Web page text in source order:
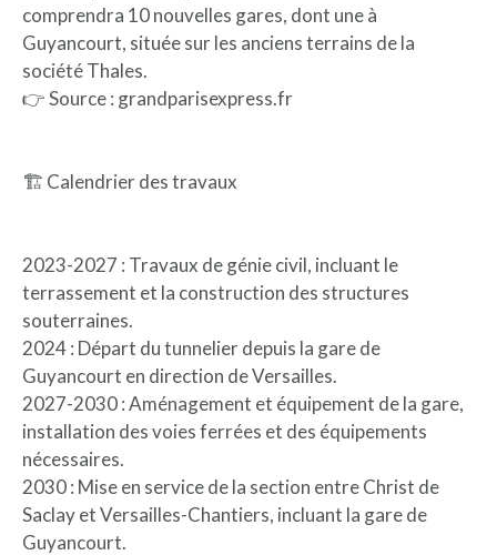
comprendra 10 nouvelles gares, dont une à
Guyancourt, située sur les anciens terrains de la
société Thales.
👉 Source : grandparisexpress.fr
🏗️ Calendrier des travaux
2023-2027 : Travaux de génie civil, incluant le
terrassement et la construction des structures
souterraines.
2024 : Départ du tunnelier depuis la gare de
Guyancourt en direction de Versailles.
2027-2030 : Aménagement et équipement de la gare,
installation des voies ferrées et des équipements
nécessaires.
2030 : Mise en service de la section entre Christ de
Saclay et Versailles-Chantiers, incluant la gare de
Guyancourt.